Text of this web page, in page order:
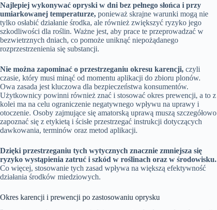
Najlepiej wykonywać opryski w dni bez pełnego słońca i przy
umiarkowanej temperaturze, ponieważ skrajne warunki mogą nie
tylko osłabić działanie środka, ale również zwiększyć ryzyko jego
szkodliwości dla roślin. Ważne jest, aby prace te przeprowadzać w
bezwietrznych dniach, co pomoże uniknąć niepożądanego
rozprzestrzenienia się substancji.
Nie można zapominać o przestrzeganiu okresu karencji, czyli
czasie, który musi minąć od momentu aplikacji do zbioru plonów.
Owa zasada jest kluczowa dla bezpieczeństwa konsumentów.
Użytkownicy powinni również znać i stosować okres prewencji, a to z
kolei ma na celu ograniczenie negatywnego wpływu na uprawy i
otoczenie. Osoby zajmujące się amatorską uprawą muszą szczegółowo
zapoznać się z etykietą i ścisłe przestrzegać instrukcji dotyczących
dawkowania, terminów oraz metod aplikacji.
Dzięki przestrzeganiu tych wytycznych znacznie zmniejsza się
ryzyko wystąpienia zatruć i szkód w roślinach oraz w środowisku.
Co więcej, stosowanie tych zasad wpływa na większą efektywność
działania środków miedziowych.
Okres karencji i prewencji po zastosowaniu oprysku